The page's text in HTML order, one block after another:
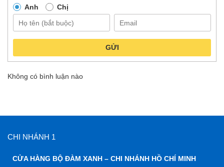
Anh Chị
GỬI
Không có bình luận nào
CHI NHÁNH 1
CỬA HÀNG BỘ ĐÀM XANH – CHI NHÁNH HỒ CHÍ MINH